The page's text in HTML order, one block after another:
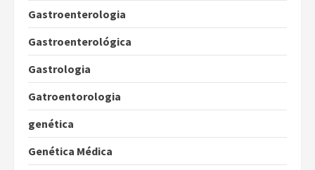
Gastroenterologia
Gastroenterológica
Gastrologia
Gatroentorologia
genética
Genética Médica